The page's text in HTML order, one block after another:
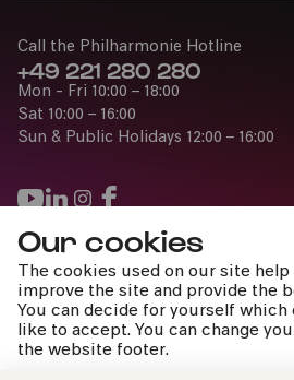
Our cookies
The cookies used on our site
improve the site and provide the
You can decide for yourself
like to accept. You can change
the website footer.
Press
Jobs
News
Contact
Submit a withdrawal request
Call the Philharmonie Hotline
+49 221 280 280
Mon - Fri 10:00 – 18:00
Sat 10:00 – 16:00
Sun & Public Holidays 12:00 – 16:00